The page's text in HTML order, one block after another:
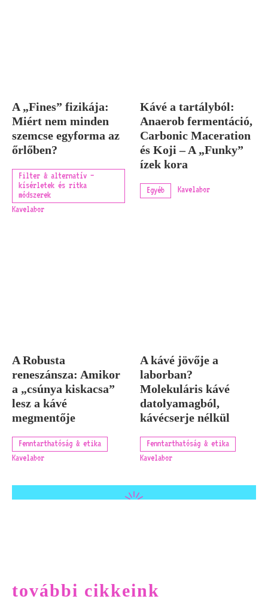
A „Fines” fizikája:
Miért nem minden
szemcse egyforma az
őrlőben?
Filter & alternatív –
kísérletek és ritka
módszerek
Kavelabor
Kávé a tartályból:
Anaerob fermentáció,
Carbonic Maceration
és Koji – A „Funky”
ízek kora
Egyéb Kavelabor
A Robusta
reneszánsza: Amikor
a „csúnya kiskacsa”
lesz a kávé
megmentője
Fenntarthatóság & etika
Kavelabor
A kávé jövője a
laborban?
Molekuláris kávé
datolyamagból,
kávécserje nélkül
Fenntarthatóság & etika
Kavelabor
további cikkeink